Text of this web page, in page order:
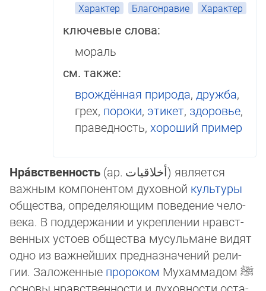
Характер Благонравие Характер
ключевые слова:
мораль
см. также:
врождённая природа, дружба,
грех, пороки, этикет, здоровье,
праведность, хороший пример
Нра́вственность (ар. أخلاقيات‎) является
важным компонентом духовной культуры
об­щест­ва, опре­деляющим поведение че­ло­
века. В поддержа­нии и ук­репле­нии нрав­ст­
вен­ных устоев общества му­суль­мане видят
од­но из важ­ней­ших предназ­на­че­ний рели­
гии. Заложенные про­ро­ком Му­хаммадом ﷺ